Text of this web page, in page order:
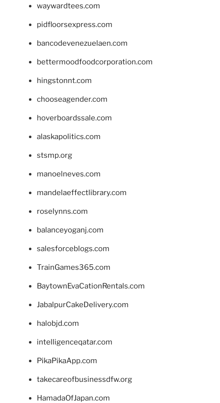
waywardtees.com
pidfloorsexpress.com
bancodevenezuelaen.com
bettermoodfoodcorporation.com
hingstonnt.com
chooseagender.com
hoverboardssale.com
alaskapolitics.com
stsmp.org
manoelneves.com
mandelaeffectlibrary.com
roselynns.com
balanceyoganj.com
salesforceblogs.com
TrainGames365.com
BaytownEvaCationRentals.com
JabalpurCakeDelivery.com
halobjd.com
intelligenceqatar.com
PikaPikaApp.com
takecareofbusinessdfw.org
HamadaOfJapan.com